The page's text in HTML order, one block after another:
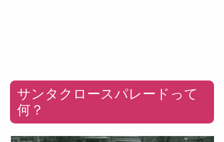
サンタクロースパレードって
何？